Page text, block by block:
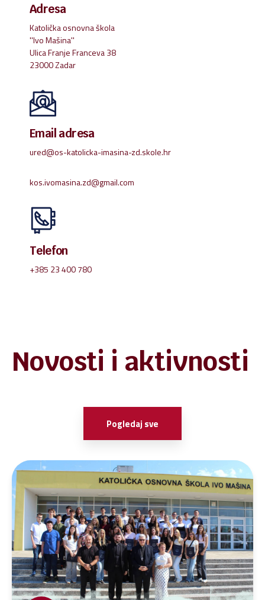
Adresa
Katolička osnovna škola
''Ivo Mašina''
Ulica Franje Franceva 38
23000 Zadar
Email adresa
ured@os-katolicka-imasina-zd.skole.hr
kos.ivomasina.zd@gmail.com
Telefon
+385 23 400 780
Novosti i aktivnosti
Pogledaj sve